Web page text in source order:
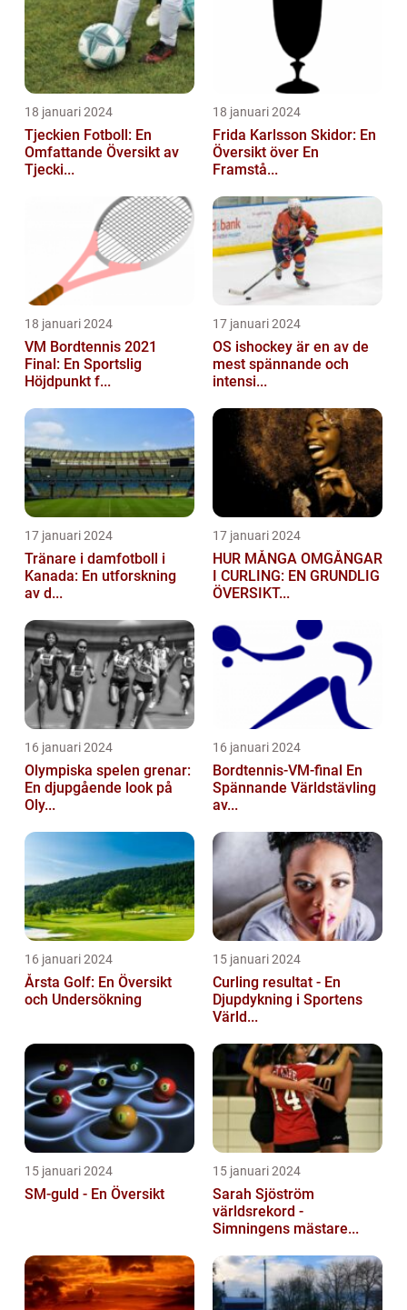
18 januari 2024
Tjeckien Fotboll: En
Omfattande Översikt av
Tjecki...
18 januari 2024
Frida Karlsson Skidor: En
Översikt över En
Framstå...
18 januari 2024
VM Bordtennis 2021
Final: En Sportslig
Höjdpunkt f...
17 januari 2024
OS ishockey är en av de
mest spännande och
intensi...
17 januari 2024
Tränare i damfotboll i
Kanada: En utforskning
av d...
17 januari 2024
HUR MÅNGA OMGÅNGAR
I CURLING: EN GRUNDLIG
ÖVERSIKT...
16 januari 2024
Olympiska spelen grenar:
En djupgående look på
Oly...
16 januari 2024
Bordtennis-VM-final En
Spännande Världstävling
av...
16 januari 2024
Årsta Golf: En Översikt
och Undersökning
15 januari 2024
Curling resultat - En
Djupdykning i Sportens
Värld...
15 januari 2024
SM-guld - En Översikt
15 januari 2024
Sarah Sjöström
världsrekord -
Simningens mästare...